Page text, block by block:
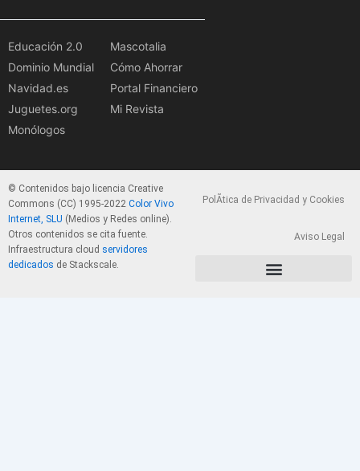
Educación 2.0
Dominio Mundial
Navidad.es
Juguetes.org
Monólogos
Mascotalia
Cómo Ahorrar
Portal Financiero
Mi Revista
© Contenidos bajo licencia Creative
Commons (CC) 1995-2022 Color Vivo
Internet, SLU (Medios y Redes online).
Otros contenidos se cita fuente.
Infraestructura cloud servidores
dedicados de Stackscale.
PolÃ­tica de Privacidad y Cookies
Aviso Legal